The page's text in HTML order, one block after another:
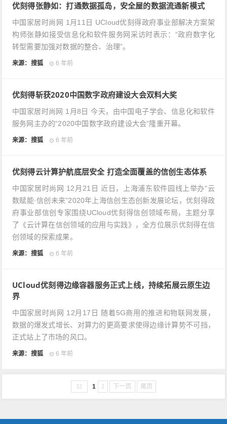
优刻得张静如：打通数据孤岛，安全屋的数据流通新模式
中国家居时尚网 1月11日 UCloud优刻得政府事业部解决方案架
构师张静如接受信息化和软件服务网采访时表示：“政府数字化
转型需要加强对数据的整合、治理”。
来源：搜狐 6 年前
优刻得斩获2020中国数字政府建设大会双料大奖
中国家居时尚网 1月8日 今天，由中国电子学会、信息化和软件
服务网主办的“2020中国数字政府建设大会”隆重开幕。
来源：搜狐 6 年前
优刻得云计算护航底层安全 打造全面覆盖的信创生态体系
中国家居时尚网 12月21日 近日，上海浦东软件园线上举办“云
数赋能·信创未来”2020年上海信创生态创新发展论坛，优刻得政
府事业部信创专家围绕UCloud优刻得信创领域布局，主题分享
了《云计算在信创领域的应用与实践》，全方位展示优刻得在信
创领域的探索成果。
来源：搜狐 6 年前
UCloud优刻得边缘容器服务正式上线，持续拓展云原生边
界
中国家居时尚网 12月17日 随着5G商用的推进和物联网发展，
数据的爆发式增长、对算力的更高要求使得边缘计算势不可挡，
正式站上了市场的风口。
来源：搜狐 6 年前
32 1 2 下一页 尾页